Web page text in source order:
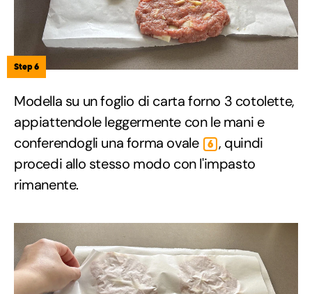
Step 6
Modella su un foglio di carta forno 3 cotolette,
appiattendole leggermente con le mani e
conferendogli una forma ovale
6 , quindi
procedi allo stesso modo con l'impasto
rimanente.